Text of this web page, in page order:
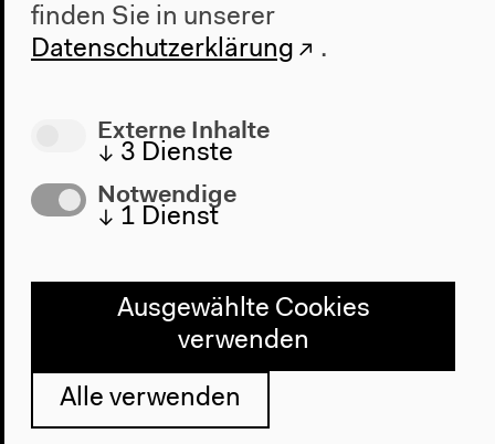
Gesamtkunstwerk
Roedelius
finden Sie in unserer
Datenschutzerklärung
.
Externe Inhalte
↓ 3 Dienste
Notwendige
↓ 1 Dienst
Ausgewählte Cookies
verwenden
Alle verwenden